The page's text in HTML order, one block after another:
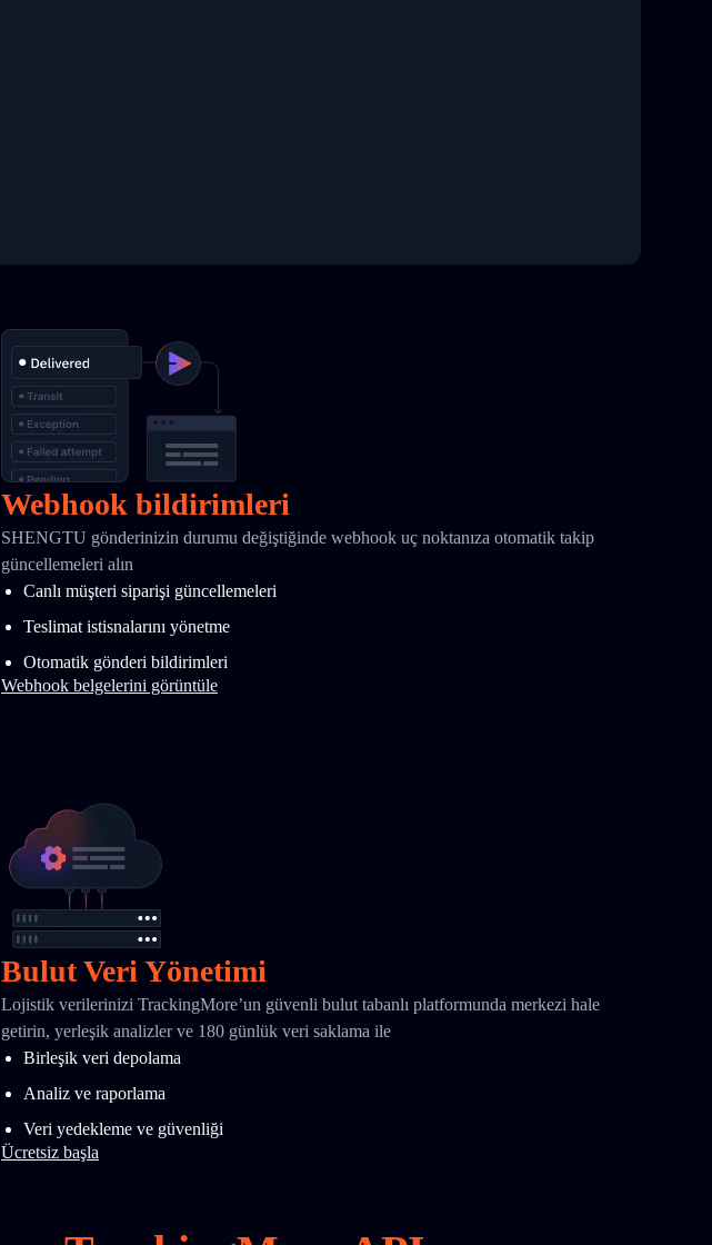
Webhook bildirimleri
SHENGTU gönderinizin durumu değiştiğinde webhook uç noktanıza otomatik takip
güncellemeleri alın
Canlı müşteri siparişi güncellemeleri
Teslimat istisnalarını yönetme
Otomatik gönderi bildirimleri
Webhook belgelerini görüntüle
Bulut Veri Yönetimi
Lojistik verilerinizi TrackingMore’un güvenli bulut tabanlı platformunda merkezi hale
getirin, yerleşik analizler ve 180 günlük veri saklama ile
Birleşik veri depolama
Analiz ve raporlama
Veri yedekleme ve güvenliği
Ücretsiz başla